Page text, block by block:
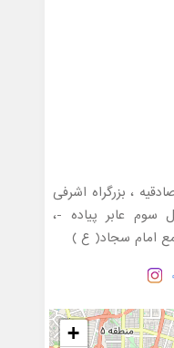
، بزرگراه اشرفی
سوم عابر پیاده -،
امام سجاد( ع )
+